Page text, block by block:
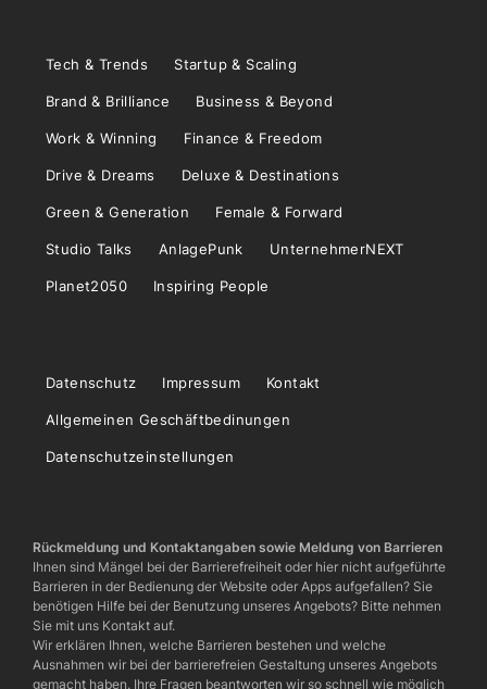
Tech & Trends Startup & Scaling
Brand & Brilliance Business & Beyond
Work & Winning Finance & Freedom
Drive & Dreams Deluxe & Destinations
Green & Generation Female & Forward
Studio Talks AnlagePunk UnternehmerNEXT
Planet2050 Inspiring People
Datenschutz Impressum Kontakt
Allgemeinen Geschäftbedinungen
Datenschutzeinstellungen
Rückmeldung und Kontaktangaben sowie Meldung von Barrieren
Ihnen sind Mängel bei der Barrierefreiheit oder hier nicht aufgeführte
Barrieren in der Bedienung der Website oder Apps aufgefallen? Sie
benötigen Hilfe bei der Benutzung unseres Angebots? Bitte nehmen
Sie mit uns Kontakt auf.
Wir erklären Ihnen, welche Barrieren bestehen und welche
Ausnahmen wir bei der barrierefreien Gestaltung unseres Angebots
gemacht haben. Ihre Fragen beantworten wir so schnell wie möglich